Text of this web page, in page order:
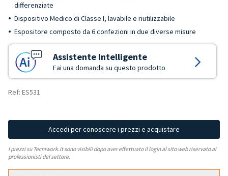
differenziate
Dispositivo Medico di Classe I, lavabile e riutilizzabile
Espositore composto da 6 confezioni in due diverse misure
Assistente Intelligente
Fai una domanda su questo prodotto
Ref: ES531
Accedi per conoscere i prezzi e acquistare
I prezzi su Tecniwork.it sono visibili dopo aver effettuato il login al sito web riservato ai
professionisti del settore.